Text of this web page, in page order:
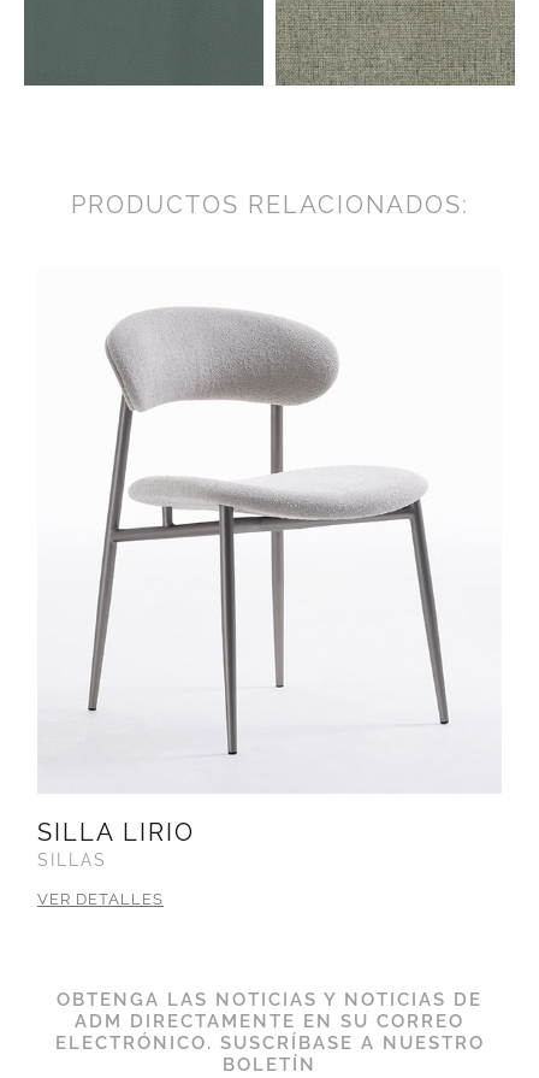
PRODUCTOS RELACIONADOS:
SILLA LIRIO
SILLAS
VER DETALLES
OBTENGA LAS NOTICIAS Y NOTICIAS DE
ADM DIRECTAMENTE EN SU CORREO
ELECTRÓNICO. SUSCRÍBASE A NUESTRO
BOLETÍN